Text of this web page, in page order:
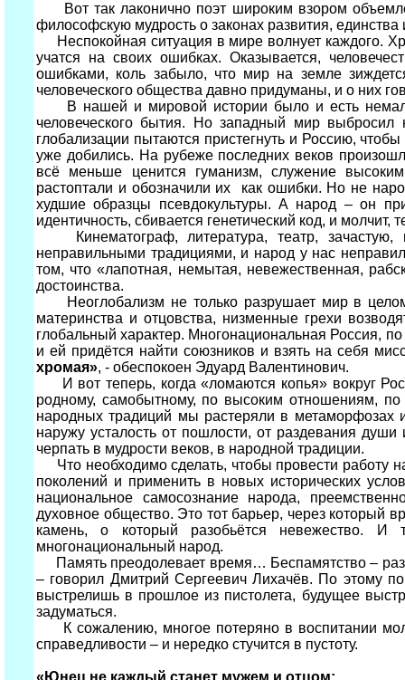
Вот так лаконично поэт широким взором
философскую мудрость о законах развития,
Неспокойная ситуация в мире волнует каждого.
учатся на своих ошибках. Оказывается,
ошибками, коль забыло, что мир на земле
человеческого общества давно придуманы, и о них
В нашей и мировой истории было и есть немало
человеческого бытия. Но западный мир выбросил
глобализации пытаются пристегнуть и Россию,
уже добились. На рубеже последних веков
всё меньше ценится гуманизм, служение
растоптали и обозначили их как ошибки. Но не
худшие образцы псевдокультуры. А народ – он
идентичность, сбивается генетический код, и
Кинематограф, литература, театр, зачастую,
неправильными традициями, и народ у нас
том, что «лапотная, немытая, невежественная,
достоинства.
Неоглобализм не только разрушает мир в
материнства и отцовства, низменные грехи
глобальный характер. Многонациональная Россия,
и ей придётся найти союзников и взять на себя
хромая», - обеспокоен Эдуард Валентинович.
И вот теперь, когда «ломаются копья» вокруг
родному, самобытному, по высоким отношениям,
народных традиций мы растеряли в метаморфозах
наружу усталость от пошлости, от раздевания
черпать в мудрости веков, в народной традиции.
Что необходимо сделать, чтобы провести работу
поколений и применить в новых исторических
национальное самосознание народа,
духовное общество. Это тот барьер, через который
камень, о который разобьётся невежество. И
многонациональный народ.
Память преодолевает время… Беспамятство –
– говорил Дмитрий Сергеевич Лихачёв. По этому
выстрелишь в прошлое из пистолета, будущее
задуматься.
К сожалению, многое потеряно в воспитании
справедливости – и нередко стучится в пустоту.
«Юнец не каждый станет мужем и отцом;